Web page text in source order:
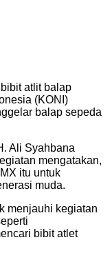
atlit balap
(KONI)
balap sepeda
Ali Syahbana
mengatakan,
itu untuk
muda.
menjauhi kegiatan
bibit atlet